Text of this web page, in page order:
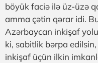
böyük faciə ilə üz-üzə
amma çətin qərar idi.
Azərbaycan inkişaf
ki, sabitlik bərpa
inkişaf üçün ilkin